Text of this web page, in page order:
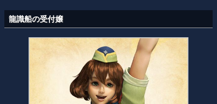
龍識船の受付嬢